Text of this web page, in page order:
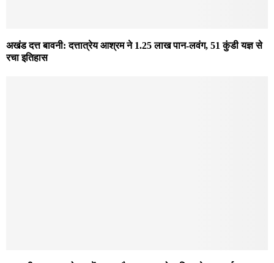
अखंड दत्त बावनी: दत्तात्रेय आश्रम ने 1.25 लाख पान-लवंग, 51 कुंडी यज्ञ से
रचा इतिहास